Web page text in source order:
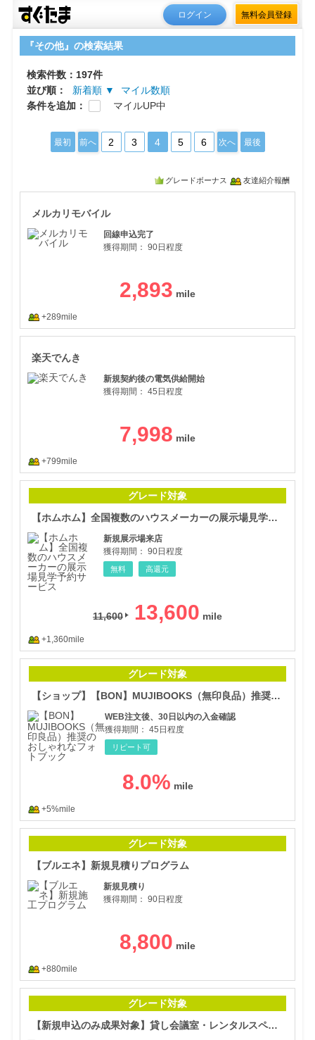
ログイン 無料会員登録
『その他』の検索結果
検索件数：197件
並び順：
新着順 ▼
マイル数順
条件を追加：
マイルUP中
最初 前へ 2 3 4 5 6 次へ 最後
グレードボーナス 友達紹介報酬
メルカリモバイル
回線申込完了
獲得期間： 90日程度
2,893
+289mile
楽天でんき
新規契約後の電気供給開始
獲得期間： 45日程度
7,998
+799mile
グレード対象
【ホムホム】全国複数のハウスメーカーの展示場見学予約サービス
新規展示場来店
獲得期間： 90日程度
無料 高還元
11,600 13,600
+1,360mile
グレード対象
【ショップ】【BON】MUJIBOOKS（無印良品）推奨のおしゃれなフォトブック
WEB注文後、30日以内の入金確認
獲得期間： 45日程度
リピート可
8.0%
+5%mile
グレード対象
【ブルエネ】新規見積りプログラム
新規見積り
獲得期間： 90日程度
8,800
+880mile
グレード対象
【新規申込のみ成果対象】貸し会議室・レンタルスペースの予約【インスタベース】申込促進プロモーション